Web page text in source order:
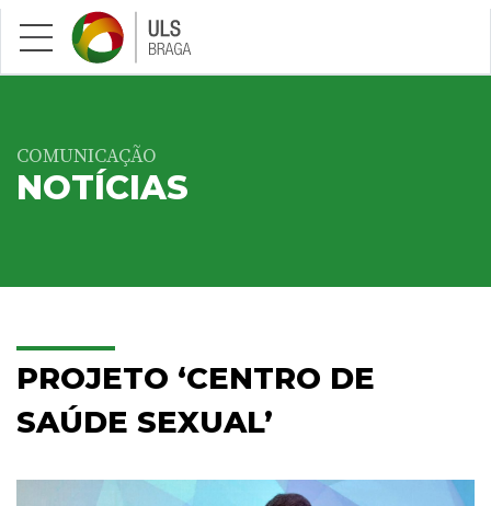
Saltar para conteúdo principal
COMUNICAÇÃO
NOTÍCIAS
PROJETO ‘CENTRO DE
SAÚDE SEXUAL’